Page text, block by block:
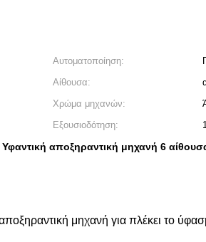
Αυτοματοποίηση:
Αίθουσα:
Χρώμα μηχανών:
Εξουσιοδότηση:
Υφαντική αποξηραντική μηχανή 6
μηχανή για πλέκει το